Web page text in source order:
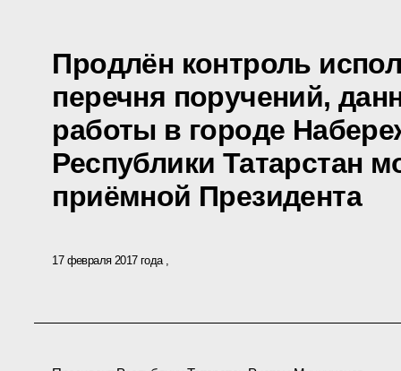
Продлён контроль
перечня поручений,
работы в городе
Республики Татарстан
приёмной Президента
17 февраля 2017 года